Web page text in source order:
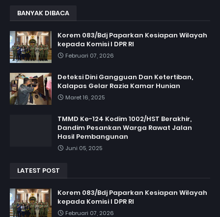
BANYAK DIBACA
Korem 083/Bdj Paparkan Kesiapan Wilayah
kepada Komisi I DPR RI
Februari 07, 2026
Deteksi Dini Gangguan Dan Ketertiban,
Kalapas Gelar Razia Kamar Hunian
Maret 16, 2025
TMMD Ke-124 Kodim 1002/HST Berakhir,
Dandim Pesankan Warga Rawat Jalan
Hasil Pembangunan
Juni 05, 2025
LATEST POST
Korem 083/Bdj Paparkan Kesiapan Wilayah
kepada Komisi I DPR RI
Februari 07, 2026